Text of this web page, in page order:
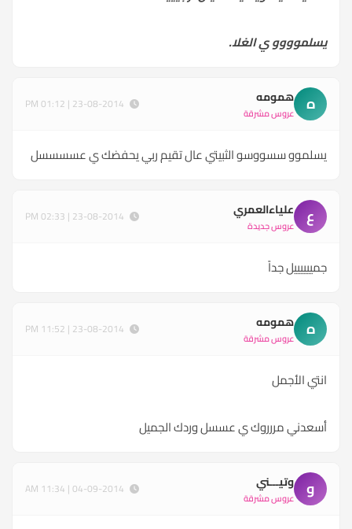
يسلموووو ي الغلا.
ه همومه
عروس مشرقة
يسلموو سسووسو الثبيتي عال تقيم ربي يحفضك ي عسسسسل
ع علياءالعمري
عروس جديدة
جمييييييل جداً
ه همومه
عروس مشرقة
انتي الأجمل
أسعدني مررروك ي عسسل وردك الجميل
و وتيـــني
عروس مشرقة